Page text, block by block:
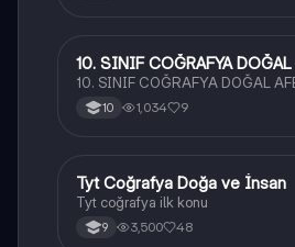
Coğrafya
10. SINIF COĞRAFYA DOĞAL
10. SINIF COĞRAFYA DOĞAL
10 1,034 9
Coğrafya
Tyt Coğrafya Doğa ve İnsan
Tyt coğrafya ilk konu
9 3,500 48